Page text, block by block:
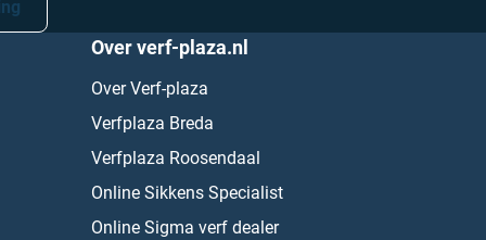
Over verf-plaza.nl
Over Verf-plaza
Verfplaza Breda
Verfplaza Roosendaal
Online Sikkens Specialist
Online Sigma verf dealer